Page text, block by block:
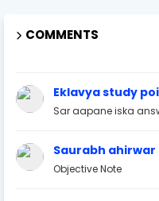
COMMENTS
Eklavya study
Sar aapane iska
Saurabh ahirwar
Objective Note